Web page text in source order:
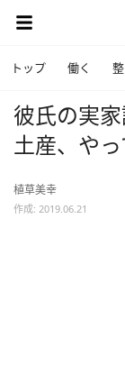
トップ 働く
彼氏の実
土産、や
植草美幸
作成: 2019.06.21